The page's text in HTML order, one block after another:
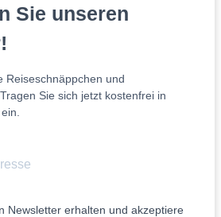
Sie unseren
Reiseschnäppchen und
Sie sich jetzt kostenfrei in
Newsletter erhalten und akzeptiere